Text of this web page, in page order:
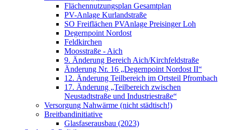
Flächennutzungsplan Gesamtplan
PV-Anlage Kurlandstraße
SO Freiflächen PV­Anlage Preisinger Loh
Degernpoint Nordost
Feldkirchen
Moosstraße - Aich
9. Änderung Bereich Aich/Kirchfeldstraße
Änderung Nr. 16 „Degernpoint Nordost II“
12. Änderung Teilbereich im Ortsteil Pfrombach
17. Änderung „Teilbereich zwischen
Neustadtstraße und Industriestraße“
Versorgung Nahwärme (nicht städtisch!)
Breitbandinitiative
Glasfaserausbau (2023)